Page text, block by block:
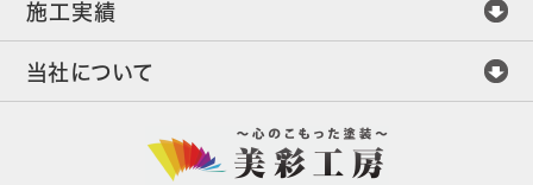
施工実績
当社について